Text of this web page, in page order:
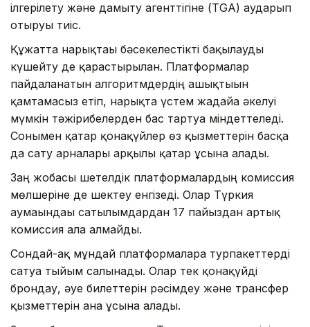
ілгерілету және дамыту агенттігіне (TGA) аударып
отыруы тиіс.
Құжатта нарықтағы бәсекелестікті бақылауды
күшейту де қарастырылған. Платформалар
пайдаланатын алгоритмдердің ашықтығын
қамтамасыз етіп, нарықта үстем жағдайға әкелуі
мүмкін тәжірибелерден бас тартуға міндеттеледі.
Сонымен қатар қонақүйлер өз қызметтерін басқа
да сату арналары арқылы қатар ұсына алады.
Заң жобасы шетелдік платформалардың комиссия
мөлшеріне де шектеу енгізеді. Олар Түркия
аумағындағы сатылымдардан 17 пайыздан артық
комиссия ала алмайды.
Сондай-ақ мұндай платформаларға турпакеттерді
сатуға тыйым салынады. Олар тек қонақүйді
брондау, әуе билеттерін рәсімдеу және трансфер
қызметтерін ғана ұсына алады.